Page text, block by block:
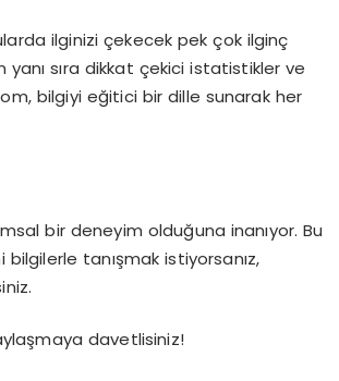
ilginizi çekecek pek çok ilginç
yanı sıra dikkat çekici istatistikler ve
bilgiyi eğitici bir dille sunarak her
bir deneyim olduğuna inanıyor. Bu
tanışmak istiyorsanız,
davetlisiniz!